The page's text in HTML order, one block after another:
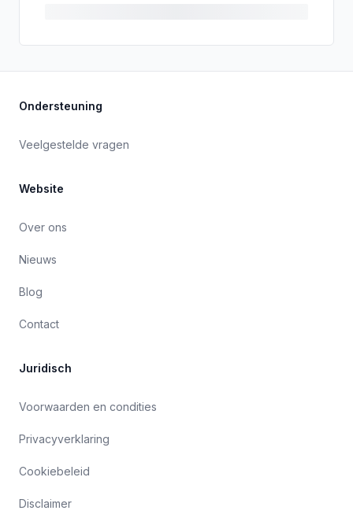
Ondersteuning
Veelgestelde vragen
Website
Over ons
Nieuws
Blog
Contact
Juridisch
Voorwaarden en condities
Privacyverklaring
Cookiebeleid
Disclaimer